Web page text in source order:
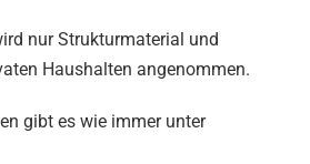
nur Strukturmaterial und
Haushalten angenommen.
gibt es wie immer unter